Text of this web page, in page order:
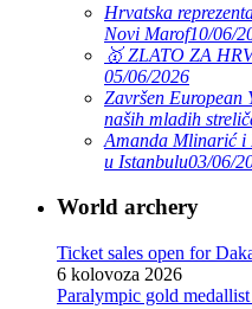
Hrvatska
Novi Marof10/06/
🥇 ZLATO ZA
05/06/2026
Završen European
naših mladih
Amanda Mlinarić i
u Istanbulu03/06/
World archery
Ticket sales open for
6 kolovoza 2026
Paralympic gold